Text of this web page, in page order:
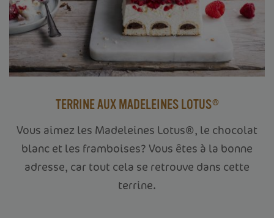
TERRINE AUX MADELEINES LOTUS®
Vous aimez les Madeleines Lotus®, le chocolat
blanc et les framboises? Vous êtes à la bonne
adresse, car tout cela se retrouve dans cette
terrine.